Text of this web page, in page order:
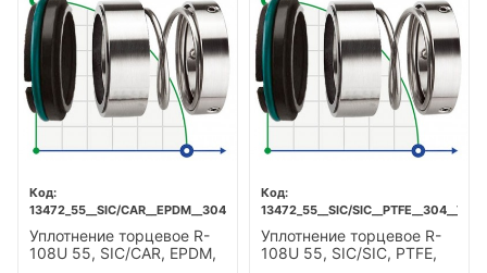
13472_55__SIC/CAR__EPDM__304__T5F
Уплотнение торцевое R-
108U 55, SIC/CAR, EPDM,
13472_55__SIC/SIC__PTFE__304__T5F
Уплотнение торцевое R-
108U 55, SIC/SIC, PTFE,